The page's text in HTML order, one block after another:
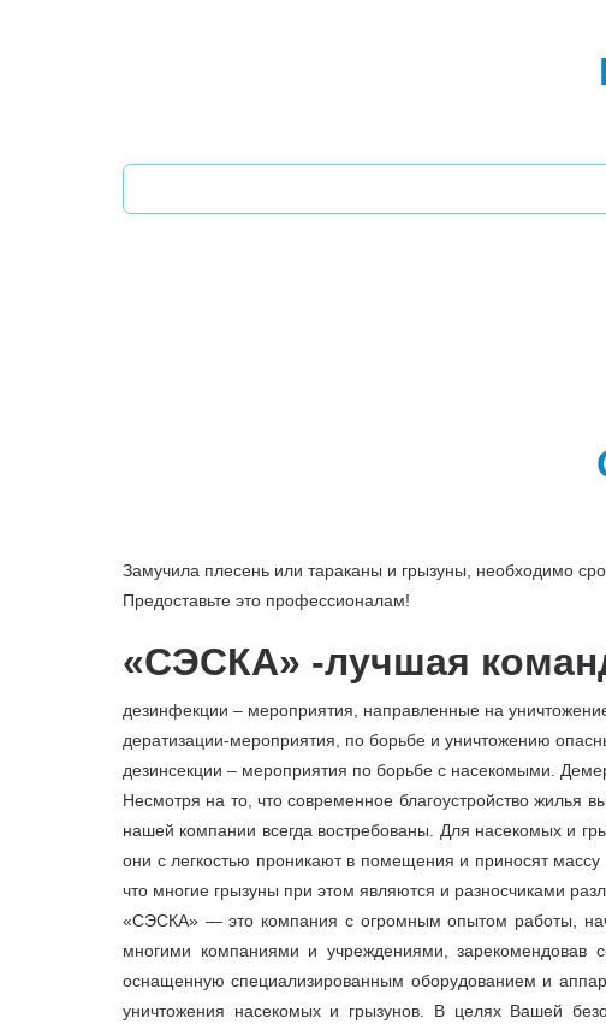
Замучила плесень или тараканы и грызуны, необходимо
Предоставьте это профессионалам!
«СЭСКА» -лучшая
дезинфекции – мероприятия, направленные на
дератизации-мероприятия, по борьбе и уничтожению
дезинсекции – мероприятия по борьбе с насекомыми.
Несмотря на то, что современное благоустройство жилья
нашей компании всегда востребованы. Для насекомых и
они с легкостью проникают в помещения и приносят
что многие грызуны при этом являются и разносчиками
«СЭСКА» — это компания с огромным опытом работы,
многими компаниями и учреждениями, зарекомендовав
оснащенную специализированным оборудованием и
уничтожения насекомых и грызунов. В целях Вашей